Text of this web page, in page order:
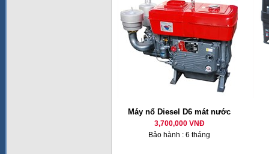
Máy nổ Diesel D6 mát nước
3,700,000 VNĐ
Bảo hành : 6 tháng